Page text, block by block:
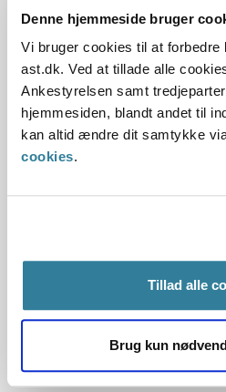
Denne hjemmeside bruger
Vi bruger cookies til at forbedre
ast.dk. Ved at tillade alle
Ankestyrelsen samt
hjemmesiden, blandt andet til
kan altid ændre dit samtykke
cookies.
Tillad alle
Brug kun
Ankestyrelsen udvikler et
Barometeret skal skabe viden
iværksætte læring, der kan
kvalitet i sagsbehandlingen i
løbe i perioden 2023-2025. I
gennemgå en række sager
på voksenområdet, jf.
kommuner.
Juridisk
kommuner
Ankestyrelsen gennemfører i
juridisk serviceeftersyn på